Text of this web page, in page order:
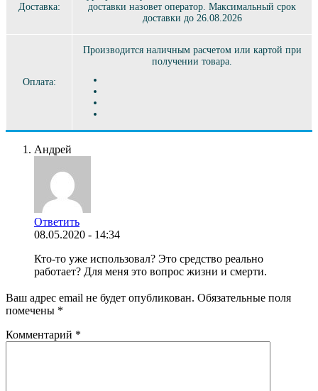
Доставка:
доставки назовет оператор. Максимальный срок
доставки до 26.08.2026
Оплата:
Производится наличным расчетом или картой при
получении товара.
Андрей
Ответить
08.05.2020 - 14:34
Кто-то уже использовал? Это средство реально
работает? Для меня это вопрос жизни и смерти.
Ваш адрес email не будет опубликован. Обязательные поля
помечены *
Комментарий *